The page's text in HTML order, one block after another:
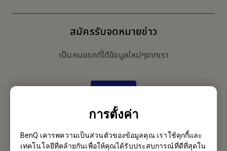
การตั้งค่า
BenQ เคารพความเป็นส่วนตัวของข้อมูลคุณ เราใช้คุกกี้และ
เทคโนโลยีที่คล้ายกันเพื่อให้คุณได้รับประสบการณ์ที่ดีที่สุดใน
สมัครรับจดหมายข่าว
เป็นคนแรกที่ได้ข้อมูลใหม่ๆจากเรา
Subscribe
BenQ Thailand